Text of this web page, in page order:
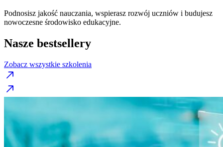
Podnosisz jakość nauczania, wspierasz rozwój uczniów i budujesz
nowoczesne środowisko edukacyjne.
Nasze bestsellery
Zobacz wszystkie szkolenia